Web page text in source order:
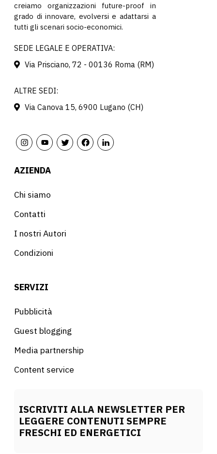
creiamo organizzazioni future-proof in
grado di innovare, evolversi e adattarsi a
tutti gli scenari socio-economici.
SEDE LEGALE E OPERATIVA:
Via Prisciano, 72 - 00136 Roma (RM)
ALTRE SEDI:
Via Canova 15, 6900 Lugano (CH)
AZIENDA
Chi siamo
Contatti
I nostri Autori
Condizioni
SERVIZI
Pubblicità
Guest blogging
Media partnership
Content service
ISCRIVITI ALLA NEWSLETTER PER
LEGGERE CONTENUTI SEMPRE
FRESCHI ED ENERGETICI